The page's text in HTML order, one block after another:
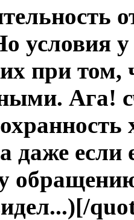
условия
при том,
Ага!
даже